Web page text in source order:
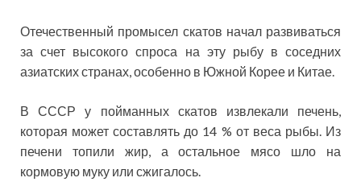
Отечественный промысел скатов начал развиваться
за счет высокого спроса на эту рыбу в соседних
азиатских странах, особенно в Южной Корее и Китае.
В СССР у пойманных скатов извлекали печень,
которая может составлять до 14 % от веса рыбы. Из
печени топили жир, а остальное мясо шло на
кормовую муку или сжигалось.